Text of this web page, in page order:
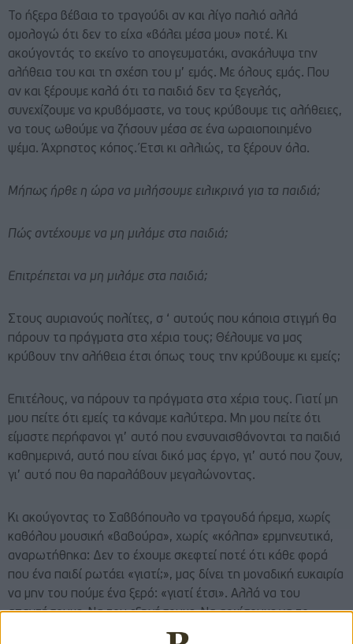
Το ήξερα βέβαια το τραγούδι αν και λίγο παλιό αλλά
ομολογώ ότι δεν το είχα «βάλει μέσα μου» ποτέ. Κι
ακούγοντάς το εκείνο το απογευματάκι, ανακάλυψα την
αλήθεια του και τη σχέση του μ’ εμάς. Με όλους εμάς. Που
αν και ξέρουμε καλά ότι τα παιδιά δεν τα ξεγελάς,
συνεχίζουμε να κρυβόμαστε, να τους κρύβουμε τις αλήθειες,
να τους ωθούμε να ζήσουν μέσα σε ένα ωραιοποιημένο
ψέμα. Άχρηστος κόπος. Έτσι κι αλλιώς, τα ξέρουν όλα.
Μήπως ήρθε η ώρα να μιλήσουμε ειλικρινά για τα παιδιά;
Πώς αντέχουμε να μη μιλάμε στα παιδιά;
Επιτρέπεται να μη μιλάμε στα παιδιά;
Στους αυριανούς πολίτες, σ ‘ αυτούς που κάποια στιγμή θα
πάρουν τα πράγματα στα χέρια τους; Θέλουμε να μας
κρύβουν την αλήθεια έτσι όπως τους την κρύβουμε κι εμείς;
Επιτέλους, να πάρουν τα πράγματα στα χέρια τους. Γιατί μη
μου πείτε ότι εμείς τα κάναμε καλύτερα. Μη μου πείτε ότι
είμαστε περήφανοι γι’ αυτό που ενσυναισθάνονται τα παιδιά
καθημερινά, αυτό που είναι δικό μας έργο, γι’ αυτό που ζουν,
γι’ αυτό που θα παραλάβουν μεγαλώνοντας.
Κι ακούγοντας το Σαββόπουλο να τραγουδά ήρεμα, χωρίς
καθόλου μουσική «βαβούρα», χωρίς «κόλπα» ερμηνευτικά,
αναρωτήθηκα: Δεν το έχουμε σκεφτεί ποτέ ότι κάθε φορά
που ένα παιδί ρωτάει «γιατί;», μας δίνει τη μοναδική ευκαιρία
να μην του πούμε ένα ξερό: «γιατί έτσι». Αλλά να του
απαντήσουμε. Να του εξηγήσουμε. Να αρχίσουμε να το
προετοιμάζουμε γι’ αυτά που θα αντιμετωπίσει τότε που